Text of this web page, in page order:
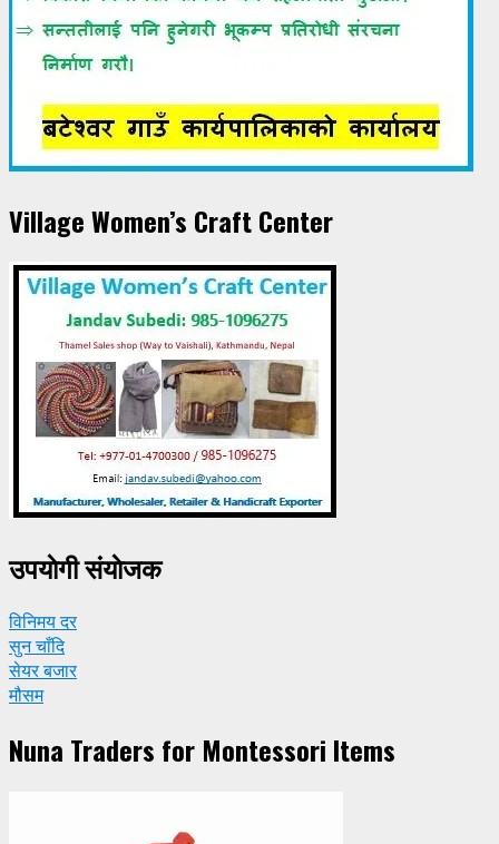
Village Women’s Craft Center
उपयाेगी संयाेजक
विनिमय दर
सुन चाँदि
सेयर बजार
मौसम
Nuna Traders for Montessori Items